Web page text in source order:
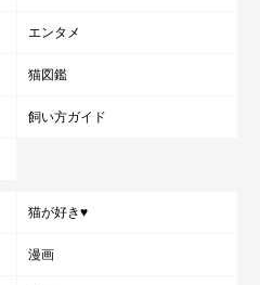
エンタメ
猫図鑑
飼い方ガイド
猫が好き♥
漫画